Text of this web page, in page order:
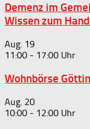
Demenz im
Wissen zum
Aug. 19
11:00 - 17:00
Wohnbörse
Aug. 20
10:00 - 12:00